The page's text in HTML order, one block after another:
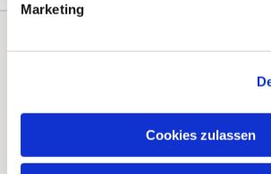
Marketing
Cookies zulassen